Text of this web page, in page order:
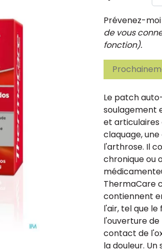
Prévenez-
de vous
fonction).
Le patch
soulagement
et articulaires
claquage,
l'arthrose. Il
chronique ou
ThermaCare
contiennent
l'air, tel que
l'ouverture
contact de
la douleur.